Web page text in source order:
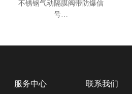
不锈钢气动隔膜阀带防爆信
号…
服务中心 联系我们